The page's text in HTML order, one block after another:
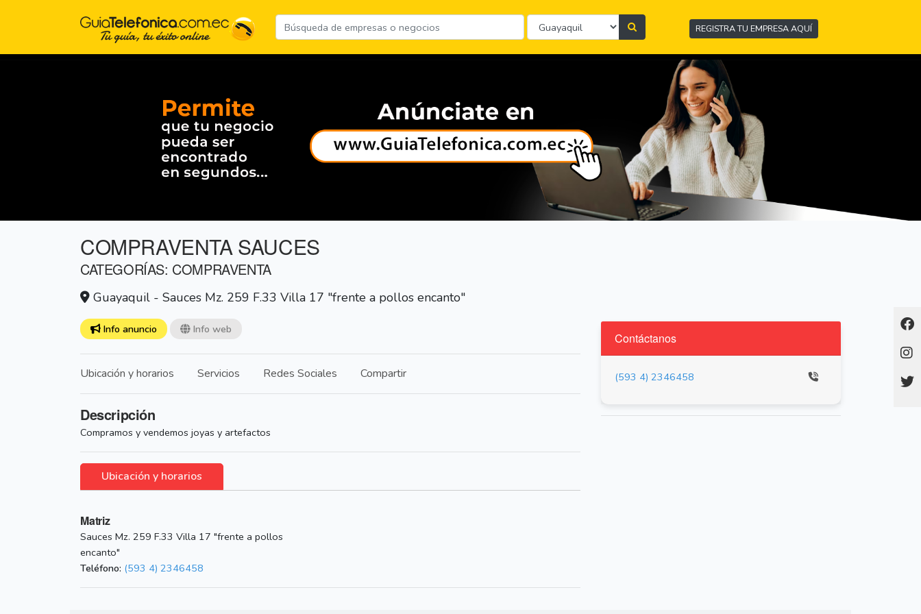
REGISTRA TU EMPRESA AQUÍ
COMPRAVENTA SAUCES
CATEGORÍAS: COMPRAVENTA
Guayaquil - Sauces Mz. 259 F.33 Villa 17 "frente a pollos encanto"
Info anuncio Info web
Ubicación y horarios Servicios Redes Sociales Compartir
Descripción
Compramos y vendemos joyas y artefactos
Ubicación y horarios
Matriz
Sauces Mz. 259 F.33 Villa 17 "frente a pollos
encanto"
Teléfono: (593 4) 2346458
Contáctanos
(593 4) 2346458